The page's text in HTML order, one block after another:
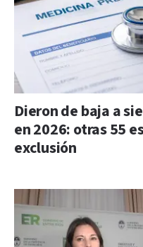
Dieron de baja a
en 2026: otras 55
exclusión